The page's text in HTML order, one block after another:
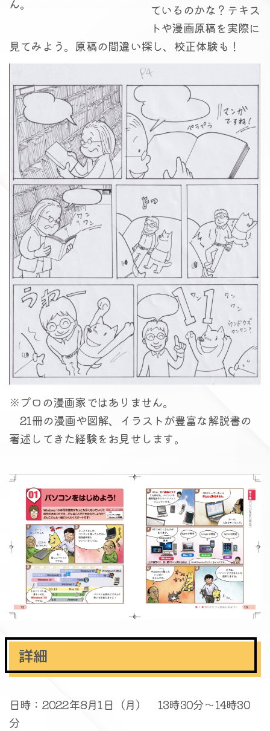
ているのかな？テキス
トや漫画原稿を実際に
見てみよう。原稿の間違い探し、校正体験も！
※プロの漫画家ではありません。
21冊の漫画や図解、イラストが豊富な解説書の
著述してきた経験をお見せします。
詳細
日時：2022年8月1日（月） 13時30分～14時30
分